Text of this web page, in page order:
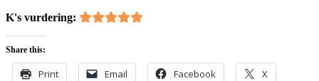
K's vurdering:
Share this:
Print Email Facebook X